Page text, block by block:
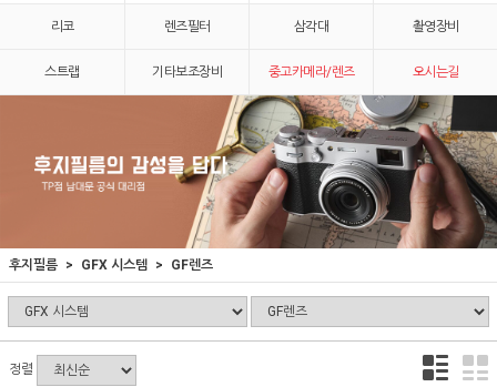
리코 렌즈필터 삼각대 촬영장비
스트랩 기타보조장비 중고카메라/렌즈 오시는길
후지필름 GFX 시스템 GF렌즈
정렬